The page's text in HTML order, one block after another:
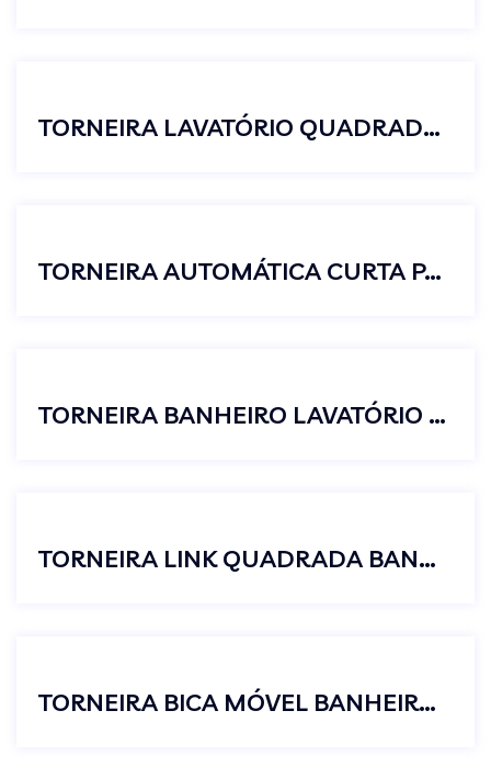
TORNEIRA LAVATÓRIO QUADRADA BICA MÓVEL 1/4 VOLTA LUXO
TORNEIRA AUTOMÁTICA CURTA PARA BANHEIRO
TORNEIRA BANHEIRO LAVATÓRIO BICA MÓVEL QUADRADA PRETO LUXO
TORNEIRA LINK QUADRADA BANHEIRO DE PAREDE CURTA 1/4 DE VOLTA
TORNEIRA BICA MÓVEL BANHEIRO LAVATÓRIO 1/4 VOLTA C61